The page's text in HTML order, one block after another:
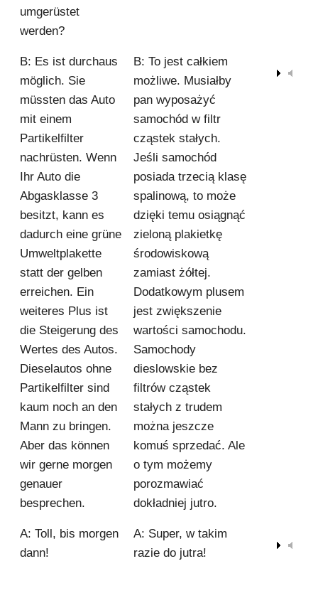
umgerüstet
werden?
B: Es ist durchaus
möglich. Sie
müssten das Auto
mit einem
Partikelfilter
nachrüsten. Wenn
Ihr Auto die
Abgasklasse 3
besitzt, kann es
dadurch eine grüne
Umweltplakette
statt der gelben
erreichen. Ein
weiteres Plus ist
die Steigerung des
Wertes des Autos.
Dieselautos ohne
Partikelfilter sind
kaum noch an den
Mann zu bringen.
Aber das können
wir gerne morgen
genauer
besprechen.
B: To jest całkiem
możliwe. Musiałby
pan wyposażyć
samochód w filtr
cząstek stałych.
Jeśli samochód
posiada trzecią klasę
spalinową, to może
dzięki temu osiągnąć
zieloną plakietkę
środowiskową
zamiast żółtej.
Dodatkowym plusem
jest zwiększenie
wartości samochodu.
Samochody
dieslowskie bez
filtrów cząstek
stałych z trudem
można jeszcze
komuś sprzedać. Ale
o tym możemy
porozmawiać
dokładniej jutro.
A: Toll, bis morgen
dann!
A: Super, w takim
razie do jutra!